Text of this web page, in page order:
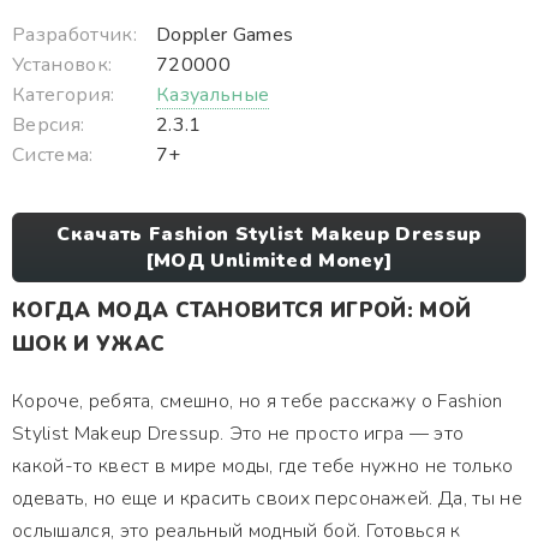
Разработчик:
Doppler Games
Установок:
720000
Категория:
Казуальные
Версия:
2.3.1
Система:
7+
Скачать Fashion Stylist Makeup Dressup
[МОД Unlimited Money]
КОГДА МОДА СТАНОВИТСЯ ИГРОЙ: МОЙ
ШОК И УЖАС
Короче, ребята, смешно, но я тебе расскажу о Fashion
Stylist Makeup Dressup. Это не просто игра — это
какой-то квест в мире моды, где тебе нужно не только
одевать, но еще и красить своих персонажей. Да, ты не
ослышался, это реальный модный бой. Готовься к